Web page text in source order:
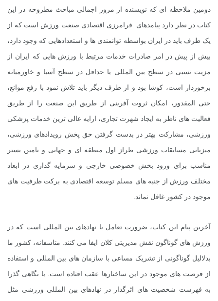
دومین ملاحظه ای که نویسنده از مرور اجمالی مباحث مطروحه در این
کتاب در نظر دارد پیامدهای فرامرزی اقتصادی صنعت ورزش است که از
یک طرف باید در ایران بواسطه توانمندی ها و استعدادهایی که وجود دارد،
بیش از پیش در امر صادرات خدمات مرتبط با ورزش هایی که ایران از
مزیت نسبی در سطح بین المللی یا حداقل در سطح آسیا و خاورمیانه
برخوردار است، کوشا بود و از طرف دیگر باید تلاش نمود با رفع موانع،
حتی المقدور، امکان ثروت آفرینی از طریق این صنعت را از طریق
فعالیت های ناظر به ایجاد شهرت تجاری، ارایه عالی ترین خدمات پزشکی
ورزشی، مشارکت بهتر در بدست گرفتن حق پخش رویدادهای ورزشی،
میزبانی مسابقات ورزشی طراز اول منطقه ای و جهانی و تامین بستر
مناسب برای ورود بخش خصوصی خارجی و سرمایه گذاری در ابعاد
مختلف ورزش از جنبه های مسلم توسعه اقتصادی به برکت ظرفیت های
موجود در کشور غافل نماند.
آخرین پیام این کتاب، ضرورت تعامل با نهادهای بین المللی است که در
ورزش های گوناگون نقش مدیریتی کلان ایفا می کنند. متاسفانه، کشور ما
بدلالیل گوناگونی از تشریک مساعی با سازمان های بین المللی و استفاده
از فرصت های موجود در این ساختارها عقب افتاده است. با نگاهی گذرا
به فهرست شخصیت های اثرگذار در نهادهای بین المللی ورزشی مثل